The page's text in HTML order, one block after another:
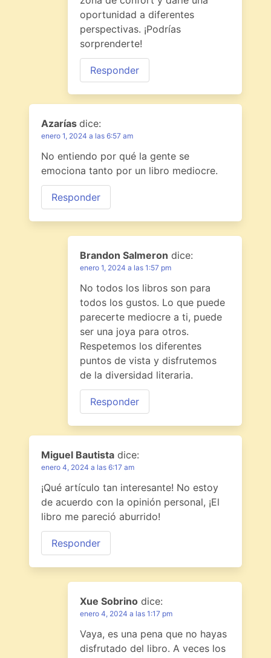
oportunidad a diferentes
perspectivas. ¡Podrías
sorprenderte!
Responder
Azarías dice:
enero 1, 2024 a las 6:57 am
No entiendo por qué la gente se
emociona tanto por un libro mediocre.
Responder
Brandon Salmeron dice:
enero 1, 2024 a las 1:57 pm
No todos los libros son para
todos los gustos. Lo que puede
parecerte mediocre a ti, puede
ser una joya para otros.
Respetemos los diferentes
puntos de vista y disfrutemos
de la diversidad literaria.
Responder
Miguel Bautista dice:
enero 4, 2024 a las 6:17 am
¡Qué artículo tan interesante! No estoy
de acuerdo con la opinión personal, ¡El
libro me pareció aburrido!
Responder
Xue Sobrino dice:
enero 4, 2024 a las 1:17 pm
Vaya, es una pena que no hayas
disfrutado del libro. A veces los